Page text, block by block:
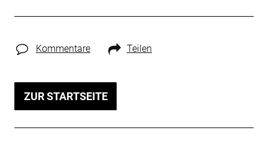
Kommentare Teilen
ZUR STARTSEITE